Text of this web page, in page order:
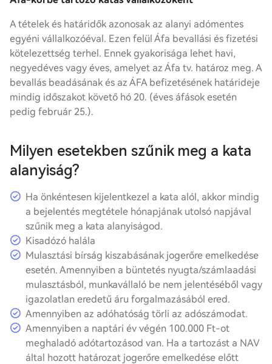
A tételek és határidők azonosak az alanyi adómentes
egyéni vállalkozóéval. Ezen felül Áfa bevallási és fizetési
kötelezettség terhel. Ennek gyakorisága lehet havi,
negyedéves vagy éves, amelyet az Áfa tv. határoz meg. A
bevallás beadásának és az ÁFA befizetésének határideje
mindig időszakot követő hó 20. (éves áfások esetén
pedig február 25.).
Milyen esetekben szűnik meg a kata
alanyiság?
Ha önkéntesen kijelentkezel a kata alól, akkor mindig
a bejelentés megtétele hónapjának utolsó napjával
szűnik meg a kata alanyiságod.
Kisadózó halála
Mulasztási bírság kiszabásának jogerőre emelkedése
esetén. Amennyiben a büntetés nyugta/számlaadási
mulasztásból, munkavállaló be nem jelentéséből vagy
igazolatlan eredetű áru forgalmazásából ered.
Amennyiben az adóhatóság törli az adószámodat.
Amennyiben a naptári év végén 100.000 Ft-ot
meghaladó adótartozásod van. Ha a tartozást a NAV
által hozott határozat jogerőre emelkedése előtt